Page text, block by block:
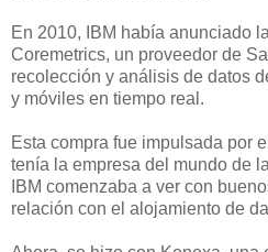
En 2010, IBM había anunciado
Coremetrics, un proveedor de
recolección y análisis de datos
y móviles en tiempo real.
Esta compra fue impulsada por
tenía la empresa del mundo de
IBM comenzaba a ver con
relación con el alojamiento de